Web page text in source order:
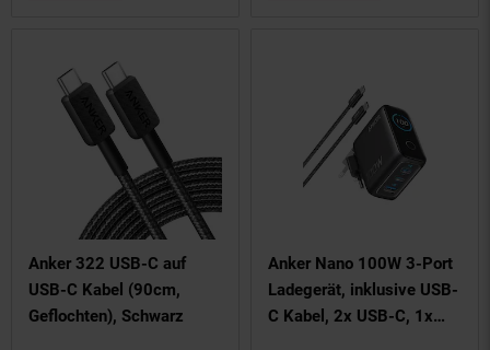
Anker 322 USB-C auf
USB-C Kabel (90cm,
Geflochten), Schwarz
Anker Nano 100W 3-Port
Ladegerät, inklusive USB-
C Kabel, 2x USB-C, 1x